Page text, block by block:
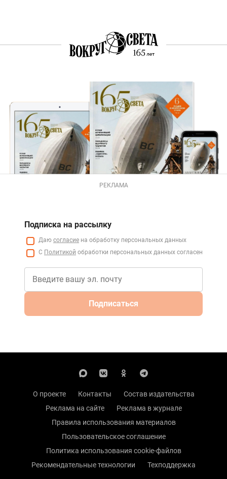
РЕКЛАМА
Подписка на рассылку
Даю согласие на обработку персональных данных
С Политикой обработки персональных данных согласен
Подписаться
О проекте Контакты
Состав издательства
Реклама на сайте
Реклама в журнале
Правила использования материалов
Пользовательское соглашение
Политика использования cookie-файлов
Рекомендательные технологии
Техподдержка